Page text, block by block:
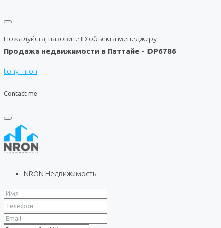
Пожалуйста, назовите ID объекта менеджеру
Продажа недвижимости в Паттайе - IDP6786
tony_nron
Contact me
NRON Недвижимость